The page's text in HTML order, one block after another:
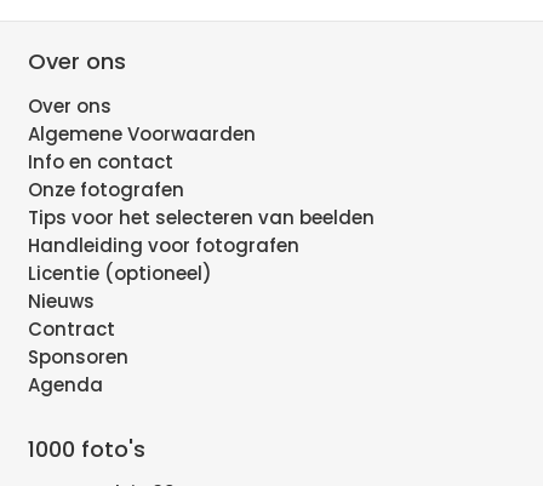
Over ons
Over ons
Algemene Voorwaarden
Info en contact
Onze fotografen
Tips voor het selecteren van beelden
Handleiding voor fotografen
Licentie (optioneel)
Nieuws
Contract
Sponsoren
Agenda
1000 foto's